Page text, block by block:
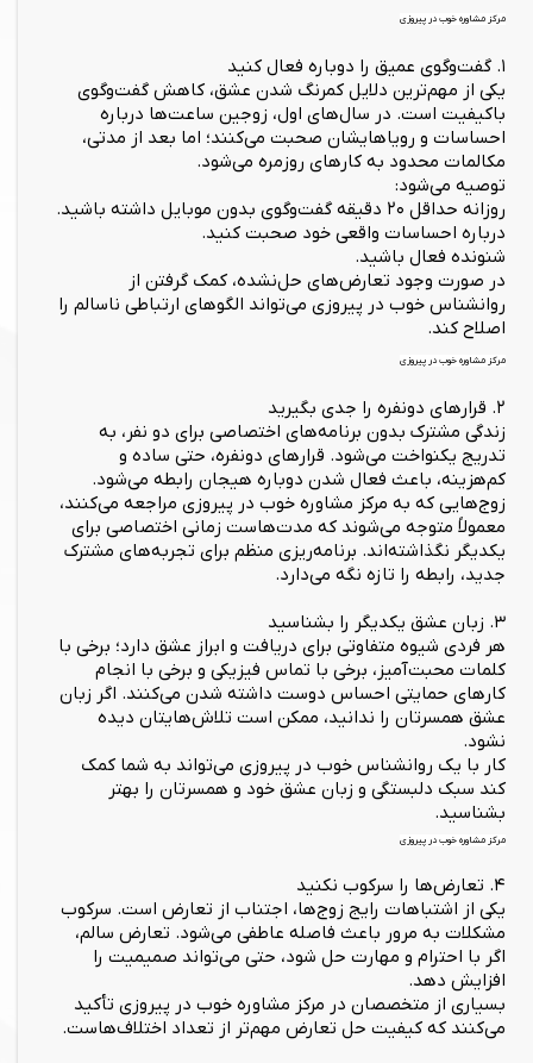
مرکز مشاوره خوب در پیروزی
۱. گفت‌وگوی عمیق را دوباره فعال کنید
یکی از مهم‌ترین دلایل کمرنگ شدن عشق، کاهش گفت‌وگوی
باکیفیت است. در سال‌های اول، زوجین ساعت‌ها درباره
احساسات و رویاهایشان صحبت می‌کنند؛ اما بعد از مدتی،
مکالمات محدود به کارهای روزمره می‌شود.
توصیه می‌شود:
روزانه حداقل ۲۰ دقیقه گفت‌وگوی بدون موبایل داشته باشید.
درباره احساسات واقعی خود صحبت کنید.
شنونده فعال باشید.
در صورت وجود تعارض‌های حل‌نشده، کمک گرفتن از
روانشناس خوب در پیروزی می‌تواند الگوهای ارتباطی ناسالم را
اصلاح کند.
مرکز مشاوره خوب در پیروزی
۲. قرارهای دونفره را جدی بگیرید
زندگی مشترک بدون برنامه‌های اختصاصی برای دو نفر، به
تدریج یکنواخت می‌شود. قرارهای دونفره، حتی ساده و
کم‌هزینه، باعث فعال شدن دوباره هیجان رابطه می‌شود.
زوج‌هایی که به مرکز مشاوره خوب در پیروزی مراجعه می‌کنند،
معمولاً متوجه می‌شوند که مدت‌هاست زمانی اختصاصی برای
یکدیگر نگذاشته‌اند. برنامه‌ریزی منظم برای تجربه‌های مشترک
جدید، رابطه را تازه نگه می‌دارد.
۳. زبان عشق یکدیگر را بشناسید
هر فردی شیوه متفاوتی برای دریافت و ابراز عشق دارد؛ برخی با
کلمات محبت‌آمیز، برخی با تماس فیزیکی و برخی با انجام
کارهای حمایتی احساس دوست داشته شدن می‌کنند. اگر زبان
عشق همسرتان را ندانید، ممکن است تلاش‌هایتان دیده
نشود.
کار با یک روانشناس خوب در پیروزی می‌تواند به شما کمک
کند سبک دلبستگی و زبان عشق خود و همسرتان را بهتر
بشناسید.
مرکز مشاوره خوب در پیروزی
۴. تعارض‌ها را سرکوب نکنید
یکی از اشتباهات رایج زوج‌ها، اجتناب از تعارض است. سرکوب
مشکلات به مرور باعث فاصله عاطفی می‌شود. تعارض سالم،
اگر با احترام و مهارت حل شود، حتی می‌تواند صمیمیت را
افزایش دهد.
بسیاری از متخصصان در مرکز مشاوره خوب در پیروزی تأکید
می‌کنند که کیفیت حل تعارض مهم‌تر از تعداد اختلاف‌هاست.